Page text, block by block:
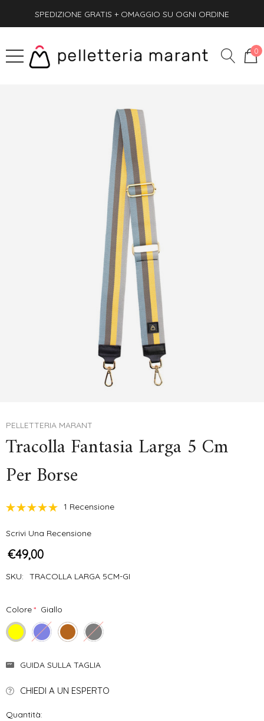
SPEDIZIONE GRATIS + OMAGGIO SU OGNI ORDINE
PAGA ANCHE ALLA CONSEGNA
SPEDIZIONE GRATIS + OMAGGIO SU OGNI ORDINE
0
PELLETTERIA MARANT
Tracolla Fantasia Larga 5 Cm
Per Borse
1 Recensione
Scrivi Una Recensione
€49,00
SKU: TRACOLLA LARGA 5CM-GI
Colore* Giallo
Attuale:GUIDA SULLA TAGLIA
CHIEDI A UN ESPERTO
Quantità: